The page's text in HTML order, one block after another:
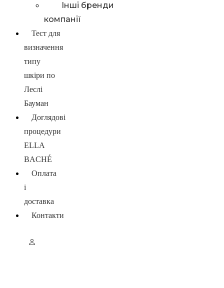
Інші бренди
компанії
Тест для
визначення
типу
шкіри по
Леслі
Бауман
Доглядові
процедури
ELLA
BACHÉ
Оплата
і
доставка
Контакти